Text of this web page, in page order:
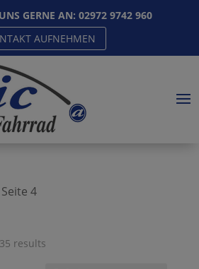
GERNE AN: 02972 9742 960
AUFNEHMEN
Seite 4
results